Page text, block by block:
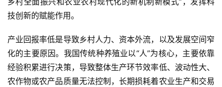
技创新的赋能作用。
产业回报率低是导致乡村人力、资本外流，以及发展空间窄
化的主要原因。我国传统种养殖业以“人”为核心，主要依靠
经验积累进行决策，导致整体生产环节效率低、波动性大、
农作物或农产品质量无法控制，长期损耗着农业生产和交易